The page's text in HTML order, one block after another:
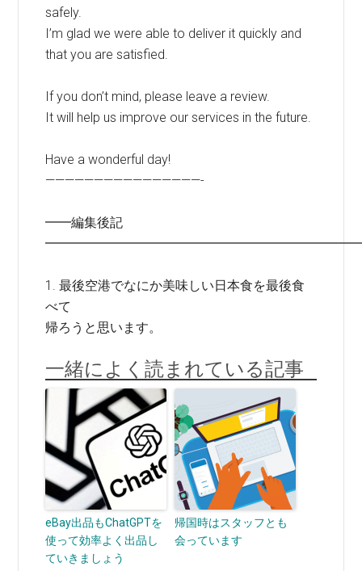
safely.
I’m glad we were able to deliver it quickly and
that you are satisfied.
If you don’t mind, please leave a review.
It will help us improve our services in the future.
Have a wonderful day!
————————————————-
━━編集後記
1. 最後空港でなにか美味しい日本食を最後食
べて
帰ろうと思います。
一緒によく読まれている記事
eBay出品もChatGPTを
使って効率よく出品し
ていきましょう
帰国時はスタッフとも
会っています